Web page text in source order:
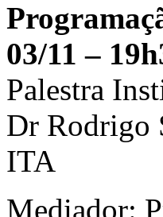
03/11 –
Palestra
Dr Rodrigo
ITA
Mediador: